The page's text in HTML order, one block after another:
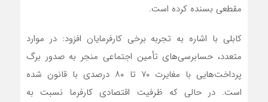
مقطعی بسنده کرده است.
کابلی با اشاره به تجربه برخی کارفرمایان افزود: در موارد
متعدد، حسابرسی‌های تأمین اجتماعی منجر به صدور برگ
پرداخت‌هایی با مغایرت ۷۰ تا ۸۰ درصدی با قانون شده
است. در حالی‌ که ظرفیت اقتصادی کارفرما نسبت به